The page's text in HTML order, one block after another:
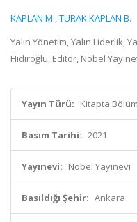
KAPLAN M.,TURAK KAPLAN B.
Yalın Yönetim, Yalın Liderlik,
Hıdıroğlu, Editör, Nobel
Yayın Türü: Kitapta
Basım Tarihi: 2021
Yayınevi: Nobel Yayınevi
Basıldığı Şehir: Ankara